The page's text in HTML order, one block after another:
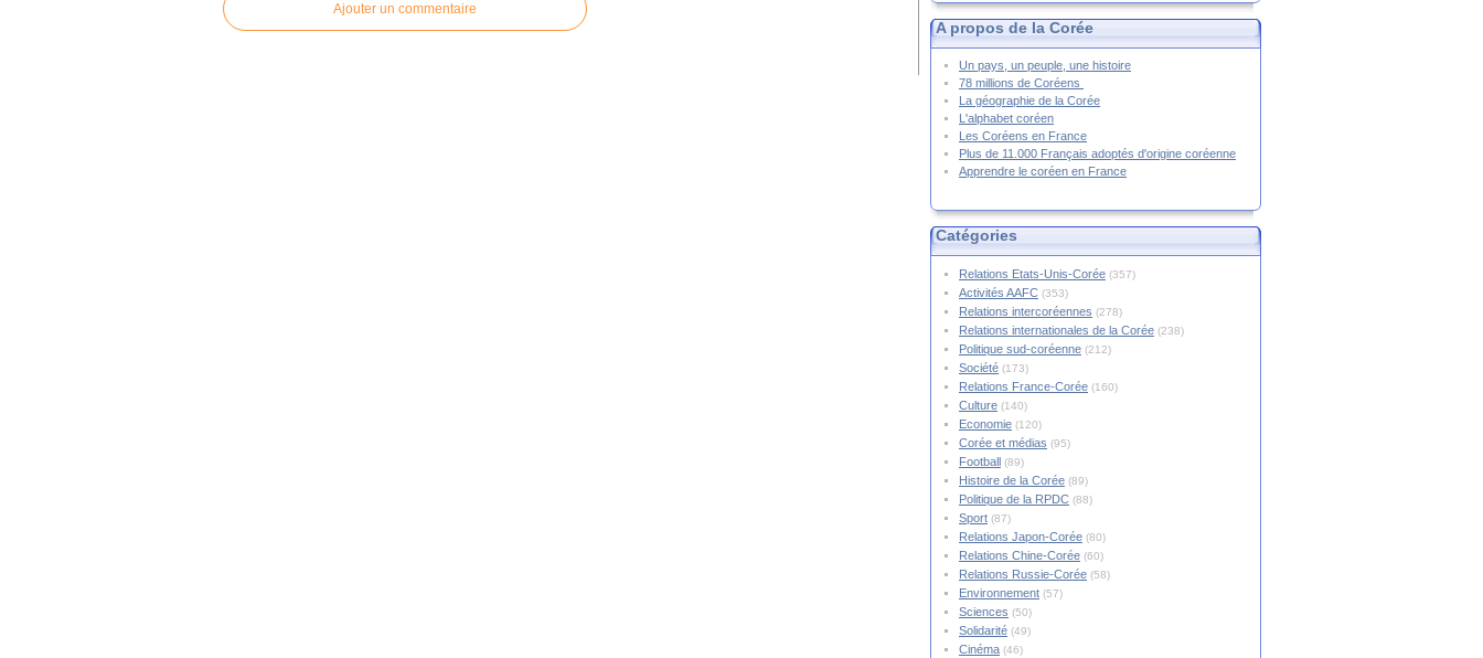
Ajouter un commentaire
A propos de la Corée
Un pays, un peuple, une histoire
78 millions de Coréens
La géographie de la Corée
L'alphabet coréen
Les Coréens en France
Plus de 11.000 Français adoptés d'origine coréenne
Apprendre le coréen en France
Catégories
Relations Etats-Unis-Corée (357)
Activités AAFC (353)
Relations intercoréennes (278)
Relations internationales de la Corée (238)
Politique sud-coréenne (212)
Société (173)
Relations France-Corée (160)
Culture (140)
Economie (120)
Corée et médias (95)
Football (89)
Histoire de la Corée (89)
Politique de la RPDC (88)
Sport (87)
Relations Japon-Corée (80)
Relations Chine-Corée (60)
Relations Russie-Corée (58)
Environnement (57)
Sciences (50)
Solidarité (49)
Cinéma (46)